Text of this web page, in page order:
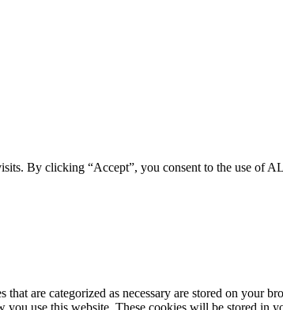
By clicking “Accept”, you consent to the use of
are categorized as necessary are stored on your
you use this website. These cookies will be stored in